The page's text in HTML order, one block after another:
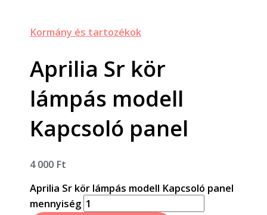
Kormány és tartozékok
Aprilia Sr kör
lámpás modell
Kapcsoló panel
4 000 Ft
Aprilia Sr kör lámpás modell Kapcsoló panel
mennyiség